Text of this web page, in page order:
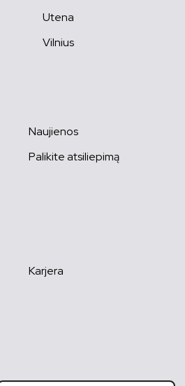
Utena
Vilnius
Naujienos
Palikite atsiliepimą
Karjera